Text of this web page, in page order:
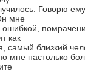
Говорю
мне
ошибкой,
как
самый близкий
мне настолько